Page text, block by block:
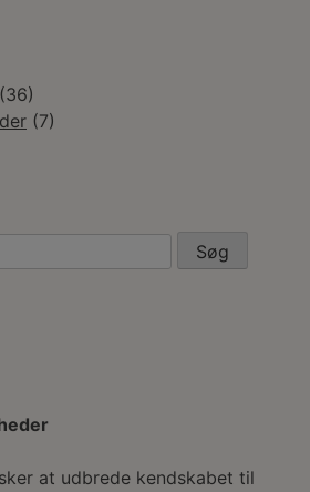
(36)
(7)
at udbrede kendskabet til